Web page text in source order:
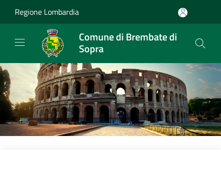
Regione Lombardia
Comune di Brembate di
Sopra